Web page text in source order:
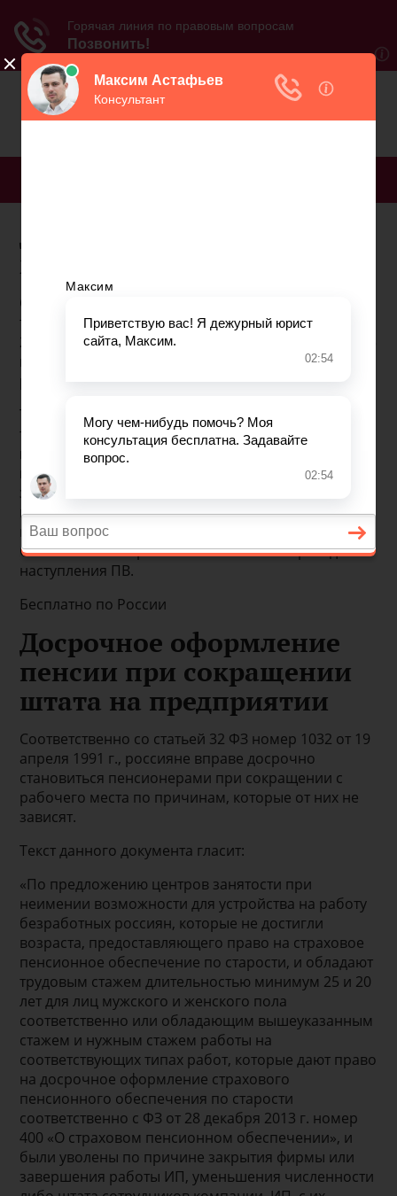
До пенсии осталось два
месяца
Общеизвестно, что в РФ для ухода на пенсию
требуется достичь пенсионного возраста (ПВ). В
2019 г. он равен 55.5 годам для лиц женского и 60.5
годам для лиц мужского пола. К 2023 г. он будет
равняться 60 и 65 годам соответственно.
Также для получения пенсионных выплат
требуется определенный рабочий стаж. Однако
как быть гражданину, если его уволили до ухода на
пенсию из-за сокращения штата? Трудоустроиться
заново у большей части граждан нет
возможности, потому как наниматели
предпочитают нанимать молодых работников.
Оптимальный вариант – стать пенсионером до
наступления ПВ.
Бесплатно по России
Досрочное оформление
пенсии при сокращении
штата на предприятии
Соответственно со статьей 32 ФЗ номер 1032 от 19
апреля 1991 г., россияне вправе досрочно
становиться пенсионерами при сокращении с
рабочего места по причинам, которые от них не
зависят.
Текст данного документа гласит:
«По предложению центров занятости при
неимении возможности для устройства на работу
безработных россиян, которые не достигли
возраста, предоставляющего право на страховое
пенсионное обеспечение по старости, и обладают
трудовым стажем длительностью минимум 25 и 20
лет для лиц мужского и женского пола
соответственно или обладающим вышеуказанным
стажем и нужным стажем работы на
соответствующих типах работ, которые дают право
на досрочное оформление страхового
пенсионного обеспечения по старости
соответственно с ФЗ от 28 декабря 2013 г. номер
400 «О страховом пенсионном обеспечении», и
были уволены по причине закрытия фирмы или
завершения работы ИП, уменьшения численности